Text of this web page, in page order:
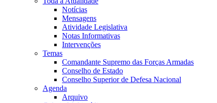
Notícias
Mensagens
Atividade Legislativa
Notas Informativas
Intervenções
Temas
Comandante Supremo das Forças Armadas
Conselho de Estado
Conselho Superior de Defesa Nacional
Agenda
Arquivo